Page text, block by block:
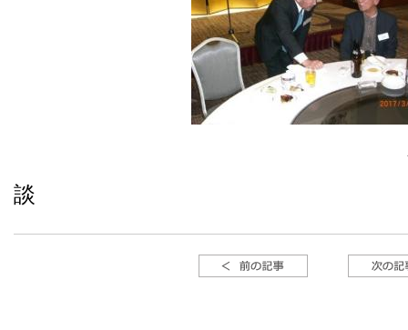
深野氏（１期
談